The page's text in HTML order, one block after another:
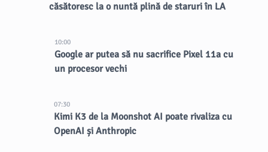
căsătoresc la o nuntă plină de staruri în LA
10:00
Google ar putea să nu sacrifice Pixel 11a cu
un procesor vechi
07:30
Kimi K3 de la Moonshot AI poate rivaliza cu
OpenAI și Anthropic